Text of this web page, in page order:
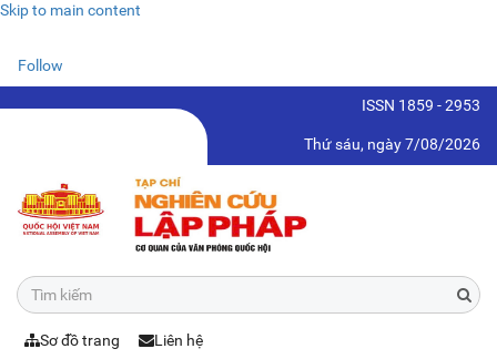
Skip to main content
Follow
ISSN 1859 - 2953
Thứ sáu, ngày 7/08/2026
Sơ đồ trang Liên hệ